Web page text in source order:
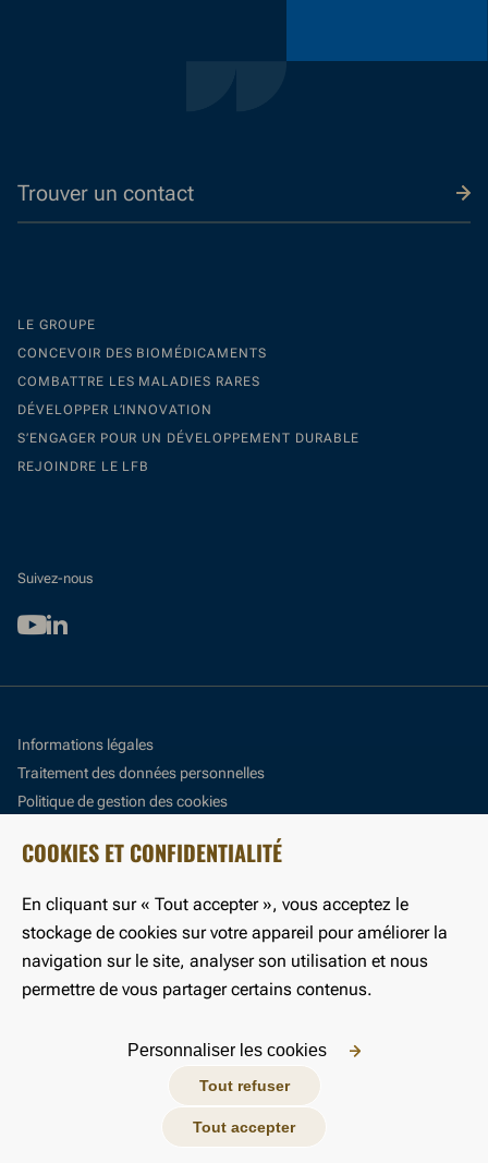
Trouver un contact
LE GROUPE
CONCEVOIR DES BIOMÉDICAMENTS
COMBATTRE LES MALADIES RARES
DÉVELOPPER L’INNOVATION
S’ENGAGER POUR UN DÉVELOPPEMENT DURABLE
REJOINDRE LE LFB
Suivez-nous
Youtube
Linkedin
Informations légales
Traitement des données personnelles
Politique de gestion des cookies
Accessibilité : partiellement conforme
©LFB 2024
COOKIES ET CONFIDENTIALITÉ
En cliquant sur « Tout accepter », vous acceptez le
stockage de cookies sur votre appareil pour améliorer la
navigation sur le site, analyser son utilisation et nous
permettre de vous partager certains contenus.
Tout refuser
Tout accepter
Personnaliser les cookies